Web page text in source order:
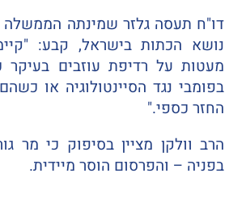
נושא הכתות בישראל, קבע:
מעטות על רדיפת עוזבים בעיקר
בפומבי נגד הסיינטולוגיה או
החזר כספי."
הרב וולקן מציין בסיפוק כי מר
בפניה – והפרסום הוסר מיידית.